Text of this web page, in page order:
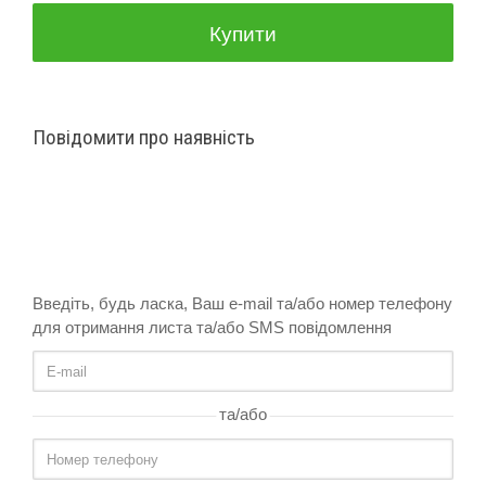
3 місяці
Купити
Повідомити про наявність
Введіть, будь ласка, Ваш e-mail та/або номер телефону
для отримання листа та/або SMS повідомлення
та/або